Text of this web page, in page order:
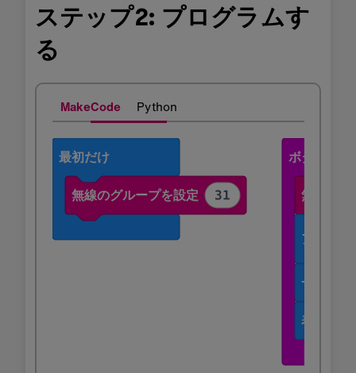
ステップ2: プログラムす
る
MakeCode Python